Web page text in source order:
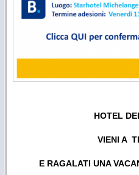
HOTEL
VIENI A
E RAGALATI UNA